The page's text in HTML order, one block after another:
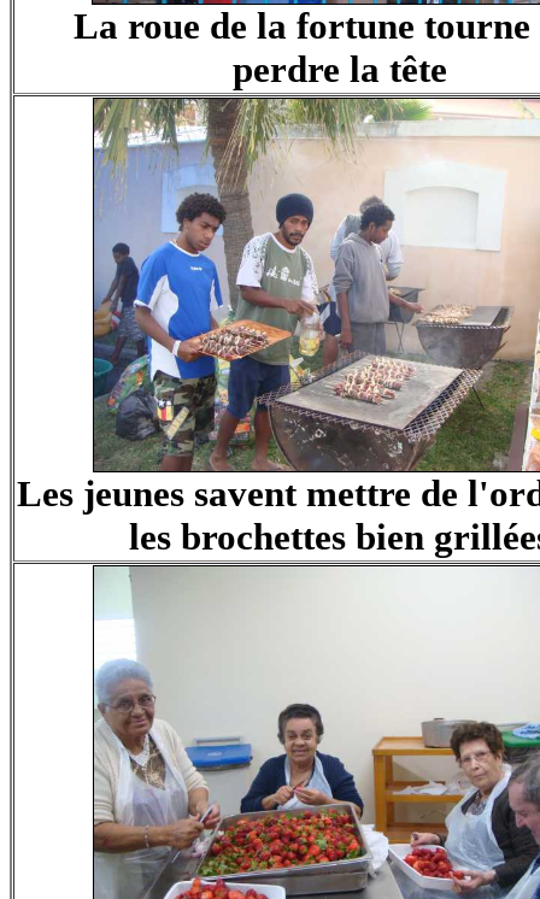
La roue de la fortune tourne
perdre la tête
Les jeunes savent mettre de
les brochettes bien